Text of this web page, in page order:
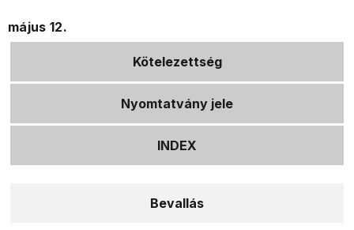
május 12.
Kötelezettség
Nyomtatvány jele
INDEX
Bevallás